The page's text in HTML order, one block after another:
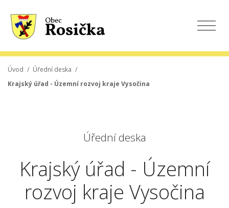
Úvod / Úřední deska /
Krajský úřad - Územní rozvoj kraje Vysočina
Úřední deska
Krajský úřad - Územní
rozvoj kraje Vysočina